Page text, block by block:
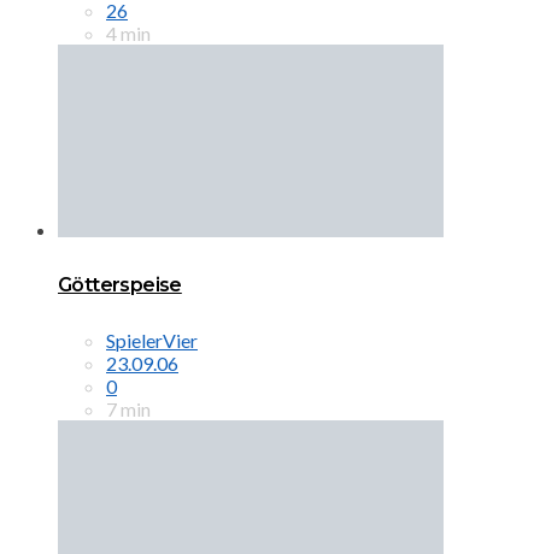
26
4 min
Götterspeise
SpielerVier
23.09.06
0
7 min